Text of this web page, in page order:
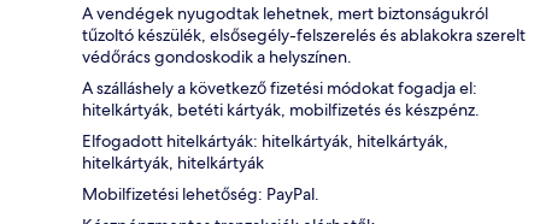
A vendégek nyugodtak lehetnek, mert biztonságukról
tűzoltó készülék, elsősegély-felszerelés és ablakokra szerelt
védőrács gondoskodik a helyszínen.
A szálláshely a következő fizetési módokat fogadja el:
hitelkártyák, betéti kártyák, mobilfizetés és készpénz.
Elfogadott hitelkártyák: hitelkártyák, hitelkártyák,
hitelkártyák, hitelkártyák
Mobilfizetési lehetőség: PayPal.